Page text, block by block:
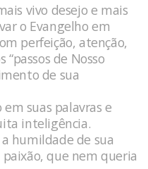
vivo desejo e mais
o Evangelho em
perfeição, atenção,
“passos de Nosso
de sua
suas palavras e
inteligência.
humildade de sua
que nem queria